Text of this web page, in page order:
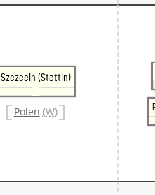
Szczecin (Stettin)
Polen (W)